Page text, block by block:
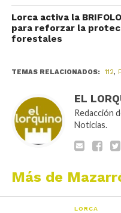
Lorca activa la
para reforzar la
forestales
TEMAS RELACIONADOS: 112,
EL
Redacción
Noticias.
Más de
LORCA